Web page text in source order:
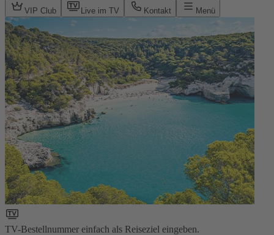
VIP Club Live im TV Kontakt Menü
TV-Bestellnummer einfach als Reiseziel eingeben.